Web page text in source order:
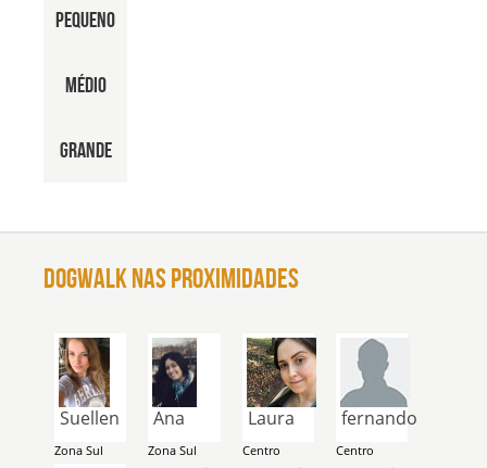
Pequeno
Médio
Grande
DOGWALK NAS Proximidades
Suellen
Zona Sul
Ana
Zona Sul
Laura
Centro
fernando
Centro